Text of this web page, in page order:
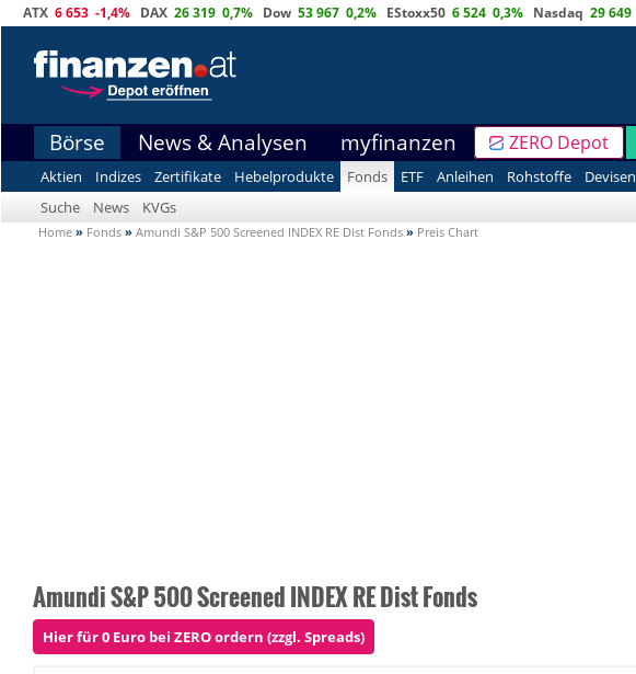
ATX 6 653 -1,4% DAX 26 319 0,7% Dow 53 967 0,2% EStoxx50 6 524 0,3% Nasdaq 29 649
Börse News & Analysen myfinanzen ZERO Depot
Aktien Indizes Zertifikate Hebelprodukte Fonds ETF Anleihen Rohstoffe Devisen
Suche
News KVGs
Home » Fonds » Amundi S&P 500 Screened INDEX RE Dist Fonds » Preis Chart
Amundi S&P 500 Screened INDEX RE Dist Fonds
Hier für 0 Euro bei ZERO ordern (zzgl. Spreads)